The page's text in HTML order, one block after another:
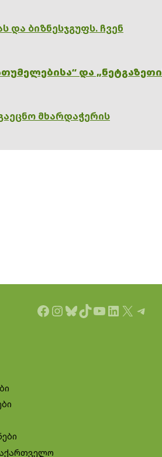
ბიზნესჯგუფს. ჩვენ
და
მხარდაჭერის
Facebook
Instagram
Bluesky
TikTok
YouTube
LinkedIn
X